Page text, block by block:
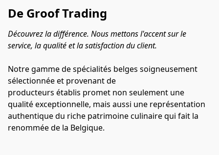
De Groof Trading
Découvrez la différence. Nous mettons l'accent sur le
service, la qualité et la satisfaction du client.
Notre gamme de spécialités belges soigneusement
sélectionnée et provenant de
producteurs établis promet non seulement une
qualité exceptionnelle, mais aussi une représentation
authentique du riche patrimoine culinaire qui fait la
renommée de la Belgique.